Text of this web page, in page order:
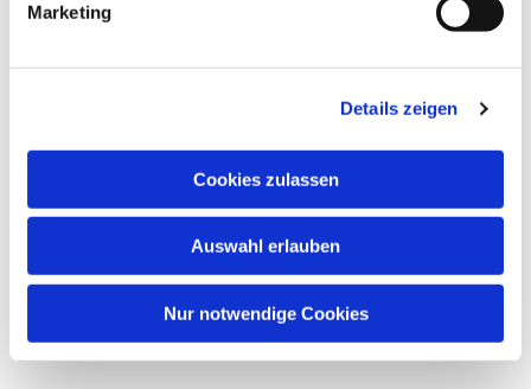
Marketing
Details zeigen
Cookies zulassen
Auswahl erlauben
Nur notwendige Cookies